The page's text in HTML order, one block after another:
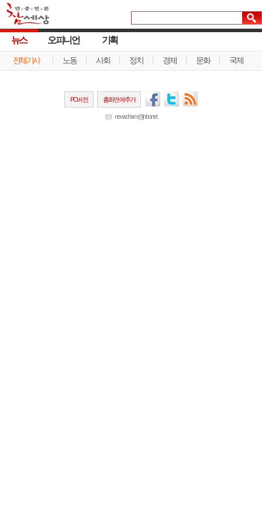
뉴스
전체기사 노동 사회 정치 경제 문화 국제
오피니언 기획
PC버전 홈화면에추가
newscham@jinbo.net